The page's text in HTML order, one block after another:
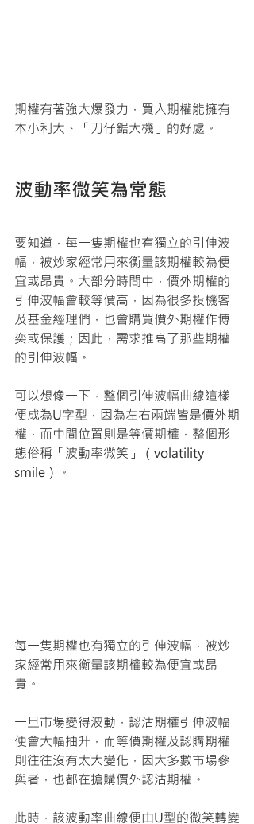
期權有著強大爆發力，買入期權能擁有
本小利大、「刀仔鋸大機」的好處。
波動率微笑為常態
要知道，每一隻期權也有獨立的引伸波
幅，被炒家經常用來衡量該期權較為便
宜或昂貴。大部分時間中，價外期權的
引伸波幅會較等價高，因為很多投機客
及基金經理們，也會購買價外期權作博
奕或保護；因此，需求推高了那些期權
的引伸波幅。
可以想像一下，整個引伸波幅曲線這樣
便成為U字型，因為左右兩端皆是價外期
權，而中間位置則是等價期權，整個形
態俗稱「波動率微笑」（volatility
smile）。
每一隻期權也有獨立的引伸波幅，被炒
家經常用來衡量該期權較為便宜或昂
貴。
一旦市場變得波動，認沽期權引伸波幅
便會大幅抽升，而等價期權及認購期權
則往往沒有太大變化，因大多數市場參
與者，也都在搶購價外認沽期權。
此時，該波動率曲線便由U型的微笑轉變